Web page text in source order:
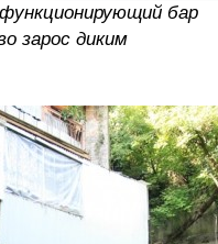
бар
зарос диким